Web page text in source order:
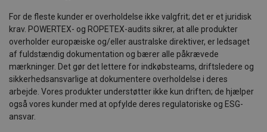
For de fleste kunder er overholdelse ikke valgfrit; det er et juridisk
krav. POWERTEX- og ROPETEX-audits sikrer, at alle produkter
overholder europæiske og/eller australske direktiver, er ledsaget
af fuldstændig dokumentation og bærer alle påkrævede
mærkninger. Det gør det lettere for indkøbsteams, driftsledere og
sikkerhedsansvarlige at dokumentere overholdelse i deres
arbejde. Vores produkter understøtter ikke kun driften; de hjælper
også vores kunder med at opfylde deres regulatoriske og ESG-
ansvar.